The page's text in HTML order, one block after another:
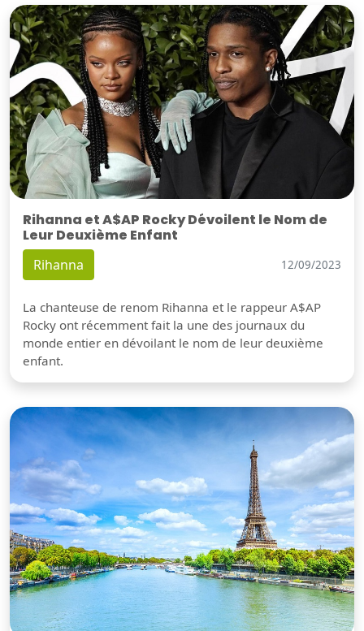
Rihanna et A$AP Rocky Dévoilent le Nom de
Leur Deuxième Enfant
Rihanna 12/09/2023
La chanteuse de renom Rihanna et le rappeur A$AP
Rocky ont récemment fait la une des journaux du
monde entier en dévoilant le nom de leur deuxième
enfant.